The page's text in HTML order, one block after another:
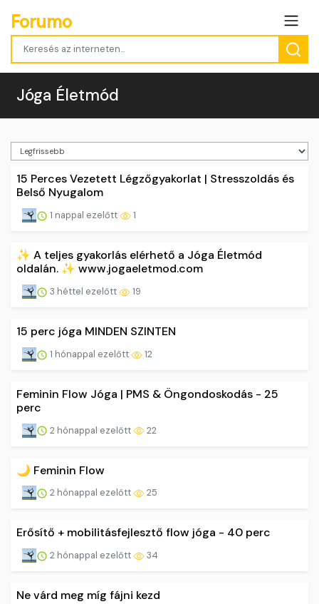
Forumo
Jóga Életmód
15 Perces Vezetett Légzőgyakorlat | Stresszoldás és
Belső Nyugalom
1 nappal ezelőtt 1
✨ A teljes gyakorlás elérhető a Jóga Életmód
oldalán. ✨ www.jogaeletmod.com
3 héttel ezelőtt 19
15 perc jóga MINDEN SZINTEN
1 hónappal ezelőtt 12
Feminin Flow Jóga | PMS & Öngondoskodás - 25
perc
2 hónappal ezelőtt 22
🌙 Feminin Flow
2 hónappal ezelőtt 25
Erősítő + mobilitásfejlesztő flow jóga - 40 perc
2 hónappal ezelőtt 34
Ne várd meg míg fájni kezd